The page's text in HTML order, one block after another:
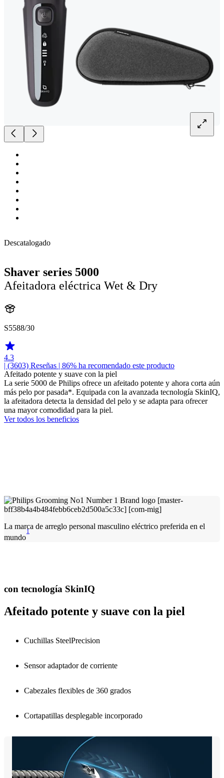
Descatalogado
Shaver series 5000
Afeitadora eléctrica Wet & Dry
S5588/30
4.3
| (3603) Reseñas | 86% ha recomendado este producto
Afeitado potente y suave con la piel
La serie 5000 de Philips ofrece un afeitado potente y ahora corta aún
más pelo por pasada*. Equipada con la avanzada tecnología SkinIQ,
la afeitadora detecta la densidad del pelo y se adapta para ofrecer
una mayor comodidad para la piel.
Ver todos los beneficios
La marca de arreglo personal masculino eléctrico preferida en el
mundo
1
con tecnología SkinIQ
Afeitado potente y suave con la piel
Cuchillas SteelPrecision
Sensor adaptador de corriente
Cabezales flexibles de 360 grados
Cortapatillas desplegable incorporado